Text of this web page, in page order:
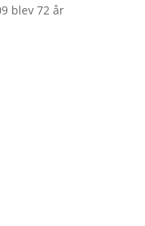
blev 72 år